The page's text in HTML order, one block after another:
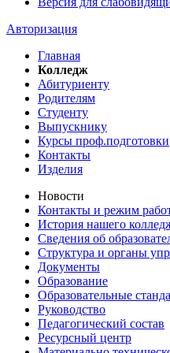
Авторизация
Главная
Колледж
Абитуриенту
Родителям
Студенту
Выпускнику
Курсы проф.подготовки
Контакты
Изделия
Новости
Контакты и режим
История нашего
Сведения об
Структура и органы
Документы
Образование
Образовательные
Руководство
Педагогический состав
Ресурсный центр